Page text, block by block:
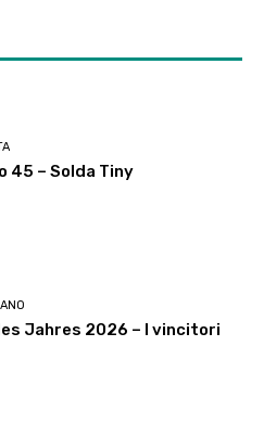
45 – Solda Tiny
Jahres 2026 – I vincitori